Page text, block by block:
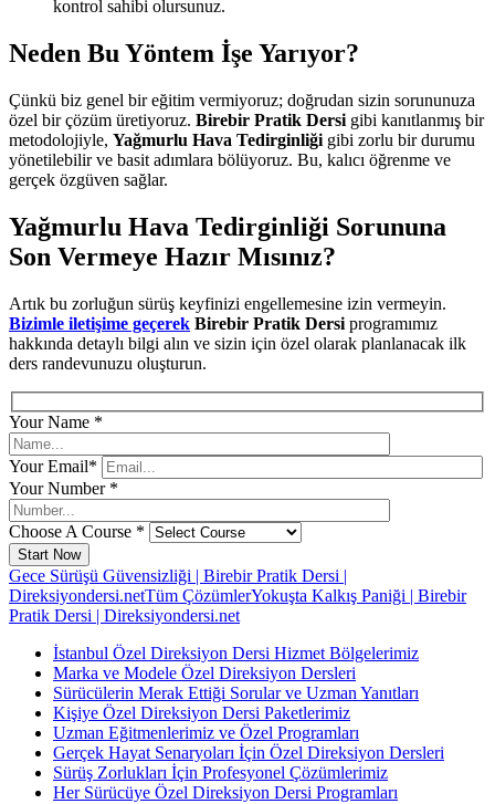
kontrol sahibi olursunuz.
Neden Bu Yöntem İşe Yarıyor?
Çünkü biz genel bir eğitim vermiyoruz; doğrudan sizin sorununuza
özel bir çözüm üretiyoruz. Birebir Pratik Dersi gibi kanıtlanmış bir
metodolojiyle, Yağmurlu Hava Tedirginliği gibi zorlu bir durumu
yönetilebilir ve basit adımlara bölüyoruz. Bu, kalıcı öğrenme ve
gerçek özgüven sağlar.
Yağmurlu Hava Tedirginliği Sorununa
Son Vermeye Hazır Mısınız?
Artık bu zorluğun sürüş keyfinizi engellemesine izin vermeyin.
Bizimle iletişime geçerek Birebir Pratik Dersi programımız
hakkında detaylı bilgi alın ve sizin için özel olarak planlanacak ilk
ders randevunuzu oluşturun.
Your Name *
Your Email*
Your Number *
Choose A Course *
Start Now
Gece Sürüşü Güvensizliği | Birebir Pratik Dersi |
Direksiyondersi.netTüm ÇözümlerYokuşta Kalkış Paniği | Birebir
Pratik Dersi | Direksiyondersi.net
İstanbul Özel Direksiyon Dersi Hizmet Bölgelerimiz
Marka ve Modele Özel Direksiyon Dersleri
Sürücülerin Merak Ettiği Sorular ve Uzman Yanıtları
Kişiye Özel Direksiyon Dersi Paketlerimiz
Uzman Eğitmenlerimiz ve Özel Programları
Gerçek Hayat Senaryoları İçin Özel Direksiyon Dersleri
Sürüş Zorlukları İçin Profesyonel Çözümlerimiz
Her Sürücüye Özel Direksiyon Dersi Programları